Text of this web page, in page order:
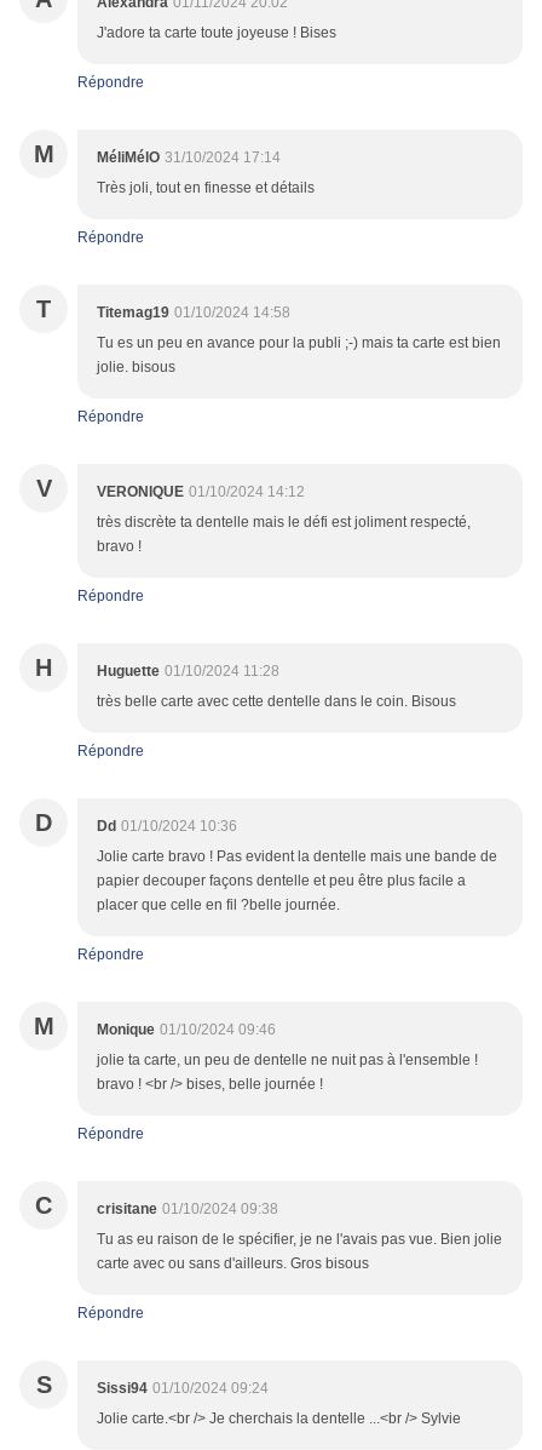
J'adore ta carte toute joyeuse ! Bises
Répondre
M MéliMélO 31/10/2024 17:14
Très joli, tout en finesse et détails
Répondre
T Titemag19 01/10/2024 14:58
Tu es un peu en avance pour la publi ;-) mais ta carte est bien
jolie. bisous
Répondre
V VERONIQUE 01/10/2024 14:12
très discrète ta dentelle mais le défi est joliment respecté,
bravo !
Répondre
H Huguette 01/10/2024 11:28
très belle carte avec cette dentelle dans le coin. Bisous
Répondre
D Dd 01/10/2024 10:36
Jolie carte bravo ! Pas evident la dentelle mais une bande de
papier decouper façons dentelle et peu être plus facile a
placer que celle en fil ?belle journée.
Répondre
M Monique 01/10/2024 09:46
jolie ta carte, un peu de dentelle ne nuit pas à l'ensemble !
bravo ! <br /> bises, belle journée !
Répondre
C crisitane 01/10/2024 09:38
Tu as eu raison de le spécifier, je ne l'avais pas vue. Bien jolie
carte avec ou sans d'ailleurs. Gros bisous
Répondre
S Sissi94 01/10/2024 09:24
Jolie carte.<br /> Je cherchais la dentelle ...<br /> Sylvie